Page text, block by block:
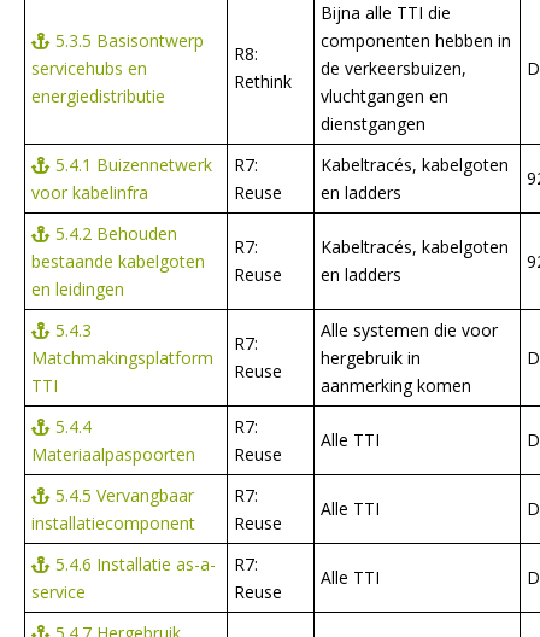
5.3.5 Basisontwerp
servicehubs en
energiedistributie
R8:
Rethink
Bijna alle TTI die
componenten hebben in
de verkeersbuizen,
vluchtgangen en
dienstgangen
5.4.1 Buizennetwerk
voor kabelinfra
R7:
Reuse
Kabeltracés, kabelgoten
en ladders
5.4.2 Behouden
bestaande kabelgoten
en leidingen
R7:
Reuse
Kabeltracés, kabelgoten
en ladders
5.4.3
Matchmakingsplatform
TTI
R7:
Reuse
Alle systemen die voor
hergebruik in
aanmerking komen
5.4.4
Materiaalpaspoorten
R7:
Reuse
Alle TTI
5.4.5 Vervangbaar
installatiecomponent
R7:
Reuse
Alle TTI
5.4.6 Installatie as-a-
service
R7:
Reuse
Alle TTI